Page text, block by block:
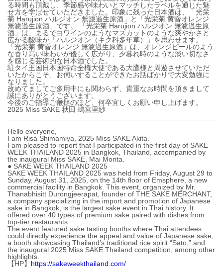
る時間も頂戴し、季節感や味わいとマッチしたラベルを通じた魅
せ方を学ばせていただきました。印象に残った日本酒は、「光栄
菊 Harujion ハルジオン 無濾過生原酒」と「光栄菊 黄昏オレンジ
無濾過生原酒」です。 「光栄菊 Harujion ハルジオン 無濾過生原
酒」は、まるで白ワインのようなマスカットのような爽やかさと
広がる酸味が「ハルジオン（キク科多年草）」を思わせます。
「光栄菊 黄昏オレンジ 無濾過生原酒」は、オレンジピールのよう
な香り高い味わいが優しく広がり、夕暮れ時のような淡い切なさ
を感じる芸術的な日本酒でした。
駐タイ王国日本国特命全権大使である大鷹様と周遊させていただ
いたからこそ、お伺いすることができたお話ばかりで大変勉強に
なりました。
改めてましてご多用中にも関わらず、貴重なお時間を頂きまして
誠にありがとうございます。
今後のご指導ご鞭撻のほど、何卒宜しくお願い申し上げます。
2025 Miss SAKE 秋田 嶋宮里紗
Hello everyone,
I am Risa Shimamiya, 2025 Miss SAKE Akita.
I am pleased to report that I participated in the first day of SAKE
WEEK THAILAND 2025 in Bangkok, Thailand, accompanied by
the inaugural Miss SAKE, Mai Morita.
● SAKE WEEK THAILAND 2025
SAKE WEEK THAILAND 2025 was held from Friday, August 29 to
Sunday, August 31, 2025, on the 14th floor of Emsphere, a new
commercial facility in Bangkok. This event, organized by Mr.
Thanabhisitt Durongjeerapat, founder of THE SAKE MERCHANT,
a company specializing in the import and promotion of Japanese
sake in Bangkok, is the largest sake event in Thai history. It
offered over 40 types of premium sake paired with dishes from
top-tier restaurants.
The event featured sake tasting booths where Thai attendees
could directly experience the appeal and value of Japanese sake,
a booth showcasing Thailand’s traditional rice spirit “Sato,” and
the inaugural 2025 Miss SAKE Thailand competition, among other
highlights.
【HP】 https://sakeweekthailand.com/